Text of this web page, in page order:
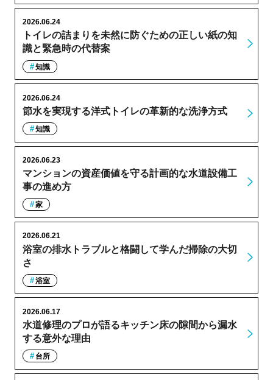
トイレの詰まりを未然に防ぐための正しい紙の知
識と緊急時の代替案
2026.06.24
知識
節水を実現する洋式トイレの革新的な洗浄方式
2026.06.24
知識
マンションの資産価値を守る計画的な水道設備工
事の進め方
2026.06.23
家
浴室の排水トラブルと格闘して学んだ掃除の大切
さ
2026.06.21
浴室
水道修理のプロが語るキッチン床の隙間から漏水
する意外な理由
2026.06.17
台所